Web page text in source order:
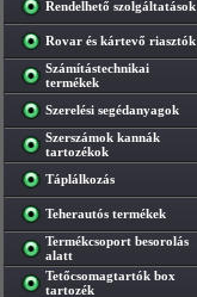
Rendelhető szolgáltatások
Rovar és kártevő riasztók
Számítástechnikai
termékek
Szerelési segédanyagok
Szerszámok kannák
tartozékok
Táplálkozás
Teherautós termékek
Termékcsoport besorolás
alatt
Tetőcsomagtartók box
tartozék